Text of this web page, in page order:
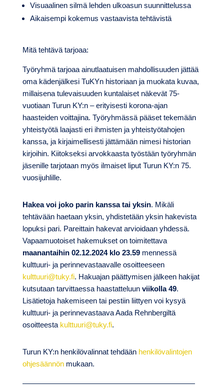
Visuaalinen silmä lehden ulkoasun suunnittelussa
Aikaisempi kokemus vastaavista tehtävistä
Mitä tehtävä tarjoaa:
Työryhmä tarjoaa ainutlaatuisen mahdollisuuden jättää
oma kädenjälkesi TuKYn historiaan ja muokata kuvaa,
millaisena tulevaisuuden kuntalaiset näkevät 75-
vuotiaan Turun KY:n – erityisesti korona-ajan
haasteiden voittajina. Työryhmässä pääset tekemään
yhteistyötä laajasti eri ihmisten ja yhteistyötahojen
kanssa, ja kirjaimellisesti jättämään nimesi historian
kirjoihin. Kiitokseksi arvokkaasta työstään työryhmän
jäsenille tarjotaan myös ilmaiset liput Turun KY:n 75.
vuosijuhlille.
Hakea voi joko parin kanssa tai yksin. Mikäli
tehtävään haetaan yksin, yhdistetään yksin hakevista
lopuksi pari. Pareittain hakevat arvioidaan yhdessä.
Vapaamuotoiset hakemukset on toimitettava
maanantaihin 02.12.2024 klo 23.59mennessä
kulttuuri- ja perinnevastaavalle osoitteeseen
kulttuuri@tuky.fi. Hakuajan päättymisen jälkeen hakijat
kutsutaan tarvittaessa haastatteluun viikolla 49.
Lisätietoja hakemiseen tai pestiin liittyen voi kysyä
kulttuuri- ja perinnevastaava Aada Rehnbergiltä
osoitteesta kulttuuri@tuky.fi.
Turun KY:n henkilövalinnat tehdään henkilövalintojen
ohjesäännönmukaan.
———————————————————————